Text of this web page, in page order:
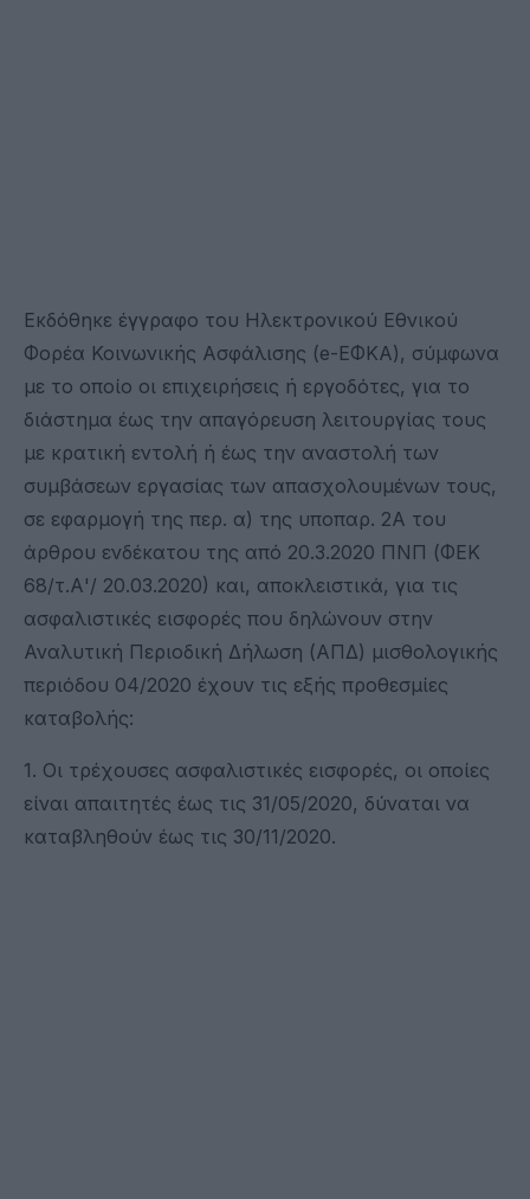
Εκδόθηκε έγγραφο του Ηλεκτρονικού Εθνικού
Φορέα Κοινωνικής Ασφάλισης (e-ΕΦΚΑ), σύμφωνα
με το οποίο οι επιχειρήσεις ή εργοδότες, για το
διάστημα έως την απαγόρευση λειτουργίας τους
με κρατική εντολή ή έως την αναστολή των
συμβάσεων εργασίας των απασχολουμένων τους,
σε εφαρμογή της περ. α) της υποπαρ. 2Α του
άρθρου ενδέκατου της από 20.3.2020 ΠΝΠ (ΦΕΚ
68/τ.Α'/ 20.03.2020) και, αποκλειστικά, για τις
ασφαλιστικές εισφορές που δηλώνουν στην
Αναλυτική Περιοδική Δήλωση (ΑΠΔ) μισθολογικής
περιόδου 04/2020 έχουν τις εξής προθεσμίες
καταβολής:
1. Οι τρέχουσες ασφαλιστικές εισφορές, οι οποίες
είναι απαιτητές έως τις 31/05/2020, δύναται να
καταβληθούν έως τις 30/11/2020.